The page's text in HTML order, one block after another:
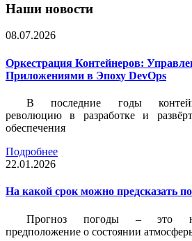
Наши новости
08.07.2026
Оркестрация Контейнеров:
Приложениями в Эпоху DevOps
В последние годы
революцию в разработке и
обеспечения
Подробнее
22.01.2026
На какой срок можно предсказать
Прогноз погоды – это
предположение о состоянии